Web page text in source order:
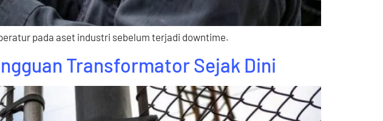
pada aset industri sebelum terjadi downtime.
Transformator Sejak Dini